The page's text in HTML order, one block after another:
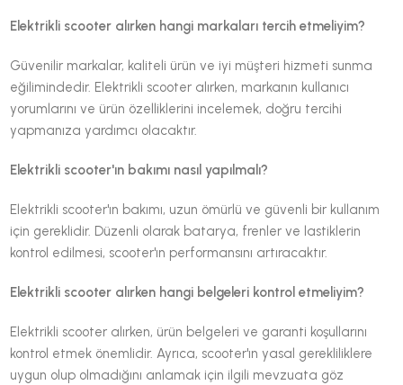
Elektrikli scooter alırken hangi markaları tercih etmeliyim?
Güvenilir markalar, kaliteli ürün ve iyi müşteri hizmeti sunma
eğilimindedir. Elektrikli scooter alırken, markanın kullanıcı
yorumlarını ve ürün özelliklerini incelemek, doğru tercihi
yapmanıza yardımcı olacaktır.
Elektrikli scooter'ın bakımı nasıl yapılmalı?
Elektrikli scooter'ın bakımı, uzun ömürlü ve güvenli bir kullanım
için gereklidir. Düzenli olarak batarya, frenler ve lastiklerin
kontrol edilmesi, scooter'ın performansını artıracaktır.
Elektrikli scooter alırken hangi belgeleri kontrol etmeliyim?
Elektrikli scooter alırken, ürün belgeleri ve garanti koşullarını
kontrol etmek önemlidir. Ayrıca, scooter'ın yasal gerekliliklere
uygun olup olmadığını anlamak için ilgili mevzuata göz